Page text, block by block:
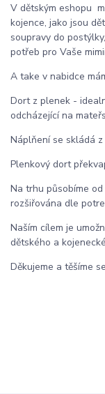
V dětským eshopu
kojence, jako jsou
soupravy do
potřeb pro Vaše
A take v nabidce
Dort z plenek -
odcházející na
Náplňení se skládá
Plenkový dort
Na trhu působíme
rozšiřována dle
Naším cílem je
dětského a
Děkujeme a těšíme